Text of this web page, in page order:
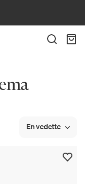
En vedette